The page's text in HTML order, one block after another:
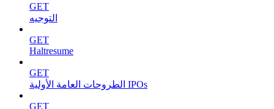
GET
التوجيه
GET
Haltresume
GET
الطروحات العامة الأولية IPOs
GET